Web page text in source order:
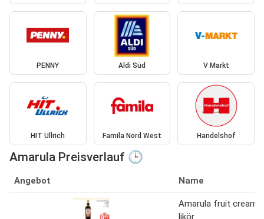
PENNY Aldi Süd V Markt
HIT Ullrich Famila Nord West Handelshof
Amarula Preisverlauf 🕒
Angebot Name
Amarula fruit cream
likör